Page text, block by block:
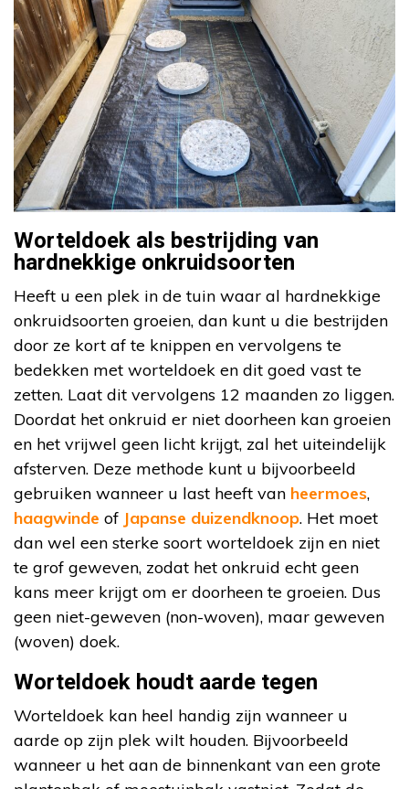
Worteldoek als bestrijding van
hardnekkige onkruidsoorten
Heeft u een plek in de tuin waar al hardnekkige
onkruidsoorten groeien, dan kunt u die bestrijden
door ze kort af te knippen en vervolgens te
bedekken met worteldoek en dit goed vast te
zetten. Laat dit vervolgens 12 maanden zo liggen.
Doordat het onkruid er niet doorheen kan groeien
en het vrijwel geen licht krijgt, zal het uiteindelijk
afsterven. Deze methode kunt u bijvoorbeeld
gebruiken wanneer u last heeft van heermoes,
haagwinde of Japanse duizendknoop. Het moet
dan wel een sterke soort worteldoek zijn en niet
te grof geweven, zodat het onkruid echt geen
kans meer krijgt om er doorheen te groeien. Dus
geen niet-geweven (non-woven), maar geweven
(woven) doek.
Worteldoek houdt aarde tegen
Worteldoek kan heel handig zijn wanneer u
aarde op zijn plek wilt houden. Bijvoorbeeld
wanneer u het aan de binnenkant van een grote